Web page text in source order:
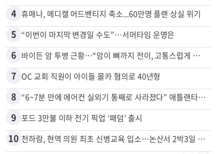
4 휴매나, 메디캘 어드밴티지 축소...60만명 플랜 상실 위기
5 “이번이 마지막 변경일 수도”…서머타임 운명은
6 바이든 암 투병 근황…“암이 뼈까지 전이, 고통스럽게 투병 중”
7 OC 교회 직원이 아이들 몰카 혐의로 40년형
8 “6~7분 만에 에어컨 실외기 통째로 사라졌다” 애틀랜타서 실외기 도난 급증
9 포드 3만불 이하 전기 픽업 ‘패덤’ 출시
10 천하람, 현역 의원 최초 신병교육 입소…논산서 2박3일 생활